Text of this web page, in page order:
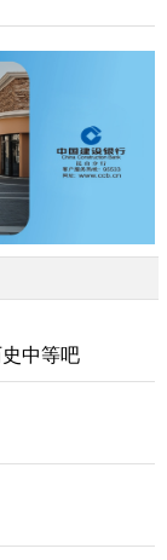
中等吧